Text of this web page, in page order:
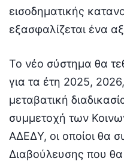
εισοδηματικής
εξασφαλίζεται ένα
Το νέο σύστημα θα
για τα έτη 2025,
μεταβατική
συμμετοχή των
ΑΔΕΔΥ, οι οποίοι θα
Διαβούλευσης που